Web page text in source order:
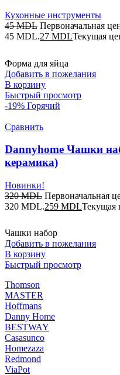
Кухонные инструменты
45MDL Первоначальная
45 MDL.27 MDLТекущая
Форма для яйца
Добавить в пожелания
В корзину
Быстрый просмотр
-19% Горячий
Сравнить
Dannyhome Чашки
керамика)
Новинки!
320MDL Первоначальная
320 MDL.259 MDLТекущая
Чашки набор
Добавить в пожелания
В корзину
Быстрый просмотр
Thomson
MASTER
Hoffmans
Danny Home
BESTWAY
Casasunco
Homezaza
Redmond
ViaPot